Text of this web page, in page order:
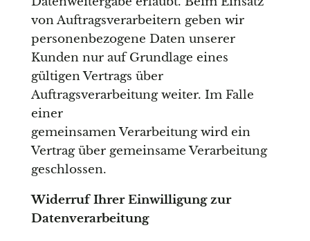
von Auftragsverarbeitern geben wir
personenbezogene Daten unserer
Kunden nur auf Grundlage eines
gültigen Vertrags über
Auftragsverarbeitung weiter. Im Falle
einer
gemeinsamen Verarbeitung wird ein
Vertrag über gemeinsame Verarbeitung
geschlossen.
Widerruf Ihrer Einwilligung zur
Datenverarbeitung